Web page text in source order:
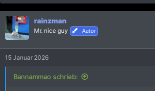
a
k
t
i
o
n
:
rainzman
Mr. nice guy Autor
15 Januar 2026
Bannammao schrieb: